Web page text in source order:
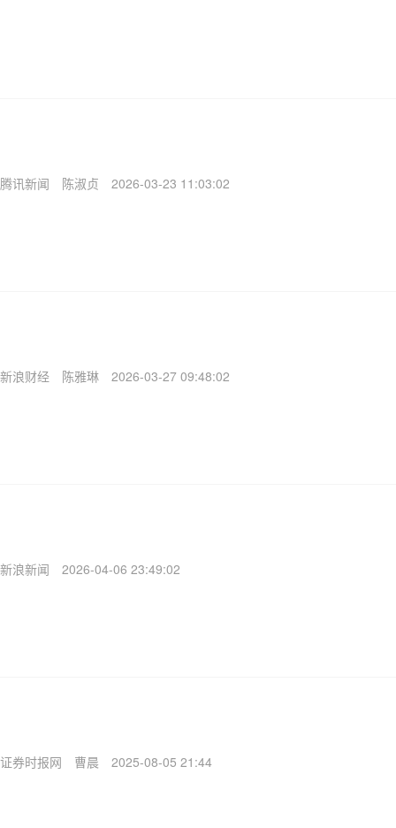
腾讯新闻 陈淑贞 2026-03-23 11:03:02
新浪财经 陈雅琳 2026-03-27 09:48:02
新浪新闻 2026-04-06 23:49:02
证券时报网 曹晨 2025-08-05 21:44